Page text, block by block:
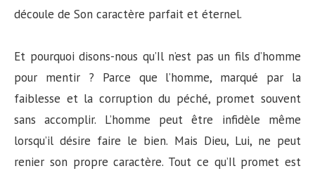
découle de Son caractère parfait et éternel.
Et pourquoi disons-nous qu’Il n’est pas un fils d’homme
pour mentir ? Parce que l’homme, marqué par la
faiblesse et la corruption du péché, promet souvent
sans accomplir. L’homme peut être infidèle même
lorsqu’il désire faire le bien. Mais Dieu, Lui, ne peut
renier son propre caractère. Tout ce qu’Il promet est